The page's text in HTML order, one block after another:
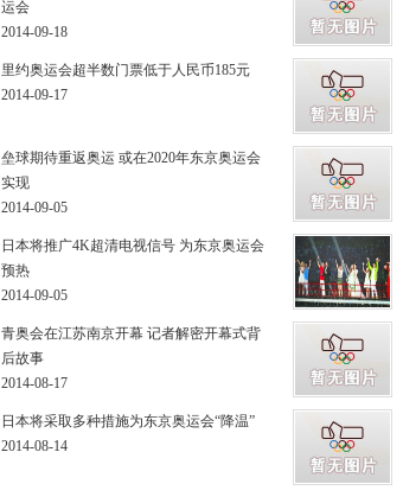
运会
2014-09-18
里约奥运会超半数门票低于人民币185元
2014-09-17
垒球期待重返奥运 或在2020年东京奥运会
实现
2014-09-05
日本将推广4K超清电视信号 为东京奥运会
预热
2014-09-05
青奥会在江苏南京开幕 记者解密开幕式背
后故事
2014-08-17
日本将采取多种措施为东京奥运会“降温”
2014-08-14